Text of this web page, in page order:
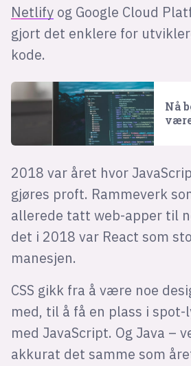
Netlifyog Google Cloud
gjort det enklere for
kode.
Nå
2018 var året hvor
gjøres proft. Rammeverk
allerede tatt web-apper til
det i 2018 var React som
manesjen.
CSS gikk fra å være noe
med, til å få en plass i spot-
med JavaScript. Og Java –
akkurat det samme som